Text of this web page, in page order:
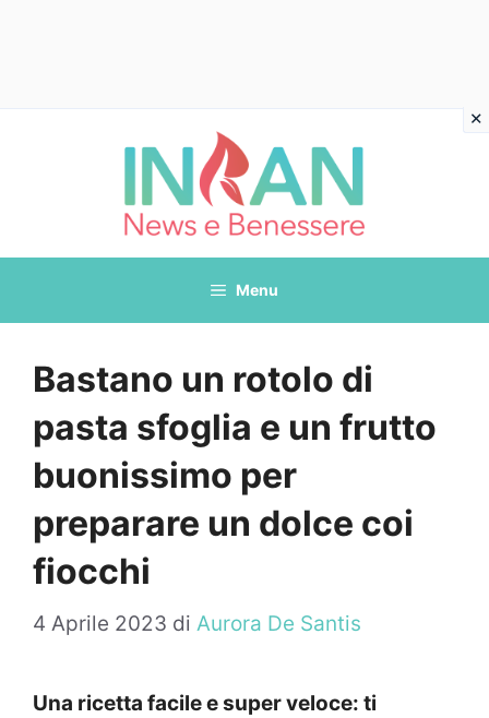
Menu
Bastano un rotolo di
pasta sfoglia e un frutto
buonissimo per
preparare un dolce coi
fiocchi
4 Aprile 2023 di Aurora De Santis
Una ricetta facile e super veloce: ti